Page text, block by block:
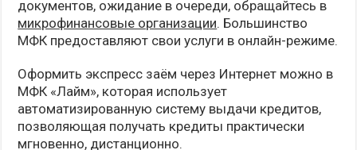
документов, ожидание в очереди, обращайтесь в
микрофинансовые организации. Большинство
МФК предоставляют свои услуги в онлайн-режиме.
Оформить экспресс заём через Интернет можно в
МФК «Лайм», которая использует
автоматизированную систему выдачи кредитов,
позволяющая получать кредиты практически
мгновенно, дистанционно.